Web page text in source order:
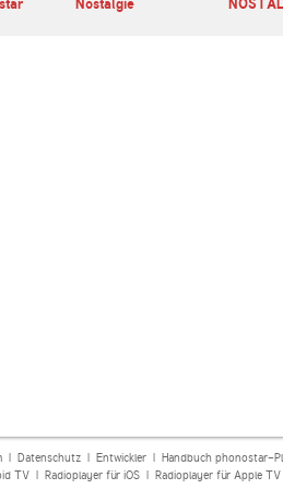
Nostalgie
| Datenschutz| Entwickler| Handbuch phonostar-
TV| Radioplayer für iOS| Radioplayer für Apple TV